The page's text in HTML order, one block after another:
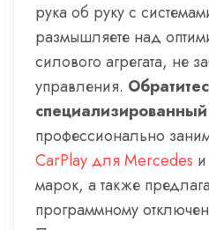
рука об руку с
размышляете над
силового агрегата, не
управления.
профессионально
CarPlay для Mercedes
марок, а также
программному